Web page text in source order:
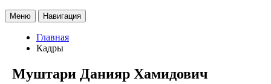
Меню Навигация
Главная
Кадры
Муштари Данияр Хамидович